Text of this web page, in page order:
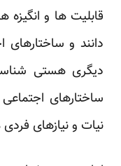
قابلیت ها و انگیزه
دانند و
دیگری هستی
ساختارهای
نیات و نیازهای